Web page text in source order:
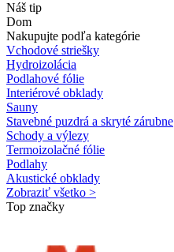
Náš tip
Dom
Nakupujte podľa kategórie
Vchodové striešky
Hydroizolácia
Podlahové fólie
Interiérové obklady
Sauny
Stavebné puzdrá a skryté zárubne
Schody a výlezy
Termoizolačné fólie
Podlahy
Akustické obklady
Zobraziť všetko >
Top značky